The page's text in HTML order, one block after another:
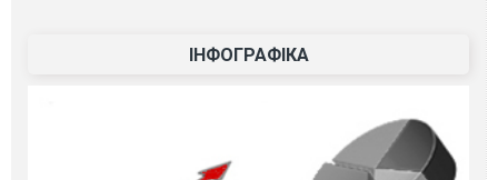
ІНФОГРАФІКА